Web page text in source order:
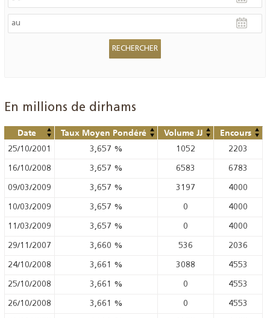
En millions de dirhams
Date Taux Moyen Pondéré Volume JJ Encours
25/10/2001 3,657 % 1052 2203
16/10/2008 3,657 % 6583 6783
09/03/2009 3,657 % 3197 4000
10/03/2009 3,657 % 0 4000
11/03/2009 3,657 % 0 4000
29/11/2007 3,660 % 536 2036
24/10/2008 3,661 % 3088 4553
25/10/2008 3,661 % 0 4553
26/10/2008 3,661 % 0 4553